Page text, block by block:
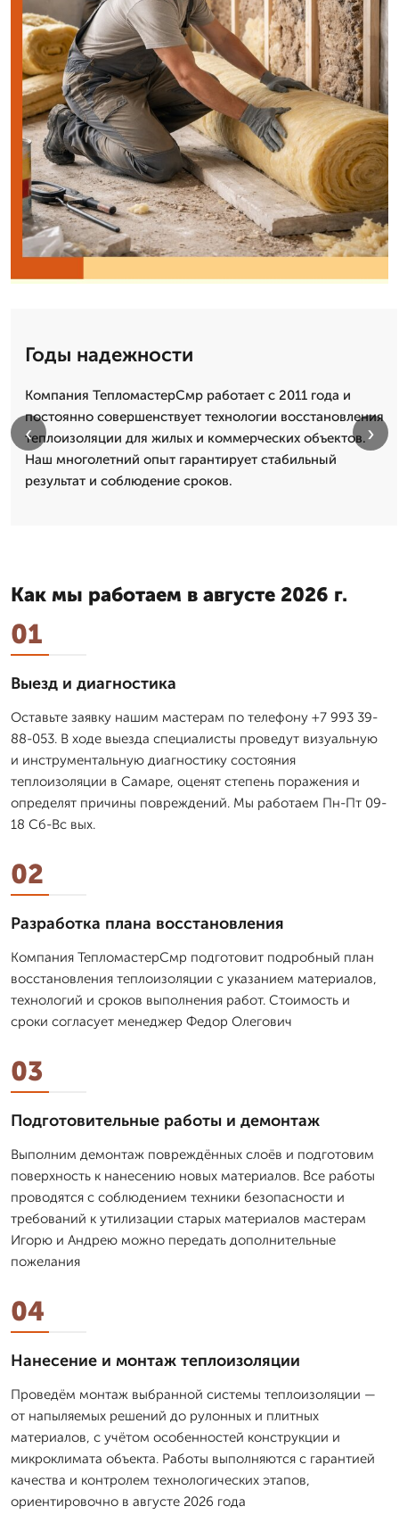
Годы надежности
Компания ТепломастерСмр работает с 2011 года и
постоянно совершенствует технологии восстановления
теплоизоляции для жилых и коммерческих объектов.
Наш многолетний опыт гарантирует стабильный
результат и соблюдение сроков.
‹ ›
Как мы работаем в августе 2026 г.
01
Выезд и диагностика
Оставьте заявку нашим мастерам по телефону +7 993 39-
88-053. В ходе выезда специалисты проведут визуальную
и инструментальную диагностику состояния
теплоизоляции в Самаре, оценят степень поражения и
определят причины повреждений. Мы работаем Пн-Пт 09-
18 Сб-Вс вых.
02
Разработка плана восстановления
Компания ТепломастерСмр подготовит подробный план
восстановления теплоизоляции с указанием материалов,
технологий и сроков выполнения работ. Стоимость и
сроки согласует менеджер Федор Олегович
03
Подготовительные работы и демонтаж
Выполним демонтаж повреждённых слоёв и подготовим
поверхность к нанесению новых материалов. Все работы
проводятся с соблюдением техники безопасности и
требований к утилизации старых материалов мастерам
Игорю и Андрею можно передать дополнительные
пожелания
04
Нанесение и монтаж теплоизоляции
Проведём монтаж выбранной системы теплоизоляции —
от напыляемых решений до рулонных и плитных
материалов, с учётом особенностей конструкции и
микроклимата объекта. Работы выполняются с гарантией
качества и контролем технологических этапов,
ориентировочно в августе 2026 года